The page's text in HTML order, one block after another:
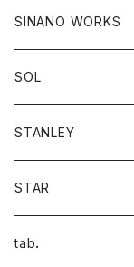
SINANO WORKS
SOL
STANLEY
STAR
tab．